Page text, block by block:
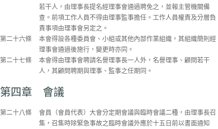
若干人，由理事長提名經理事會通過聘免之，並報主管機關備
查。前項工作人員不得由理事監事擔任。工作人員權責及分層負
責事項由理事會另定之。
第二十六條
本會得設各種委員會、小組或其他內部作業組織，其組織簡則經
理事會通過後施行，變更時亦同。
第二十七條
本會得由理事會聘請名譽理事長一人外，名譽理事、顧問若干
人，其顧問聘期與理事、監事之任期同。
第四章 會議
第二十八條
會員（會員代表）大會分定期會議與臨時會議二種，由理事長召
集，召集時除緊急事故之臨時會議外應於十五日前以書面通知